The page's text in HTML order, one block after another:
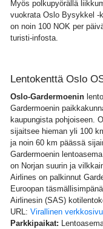
Myös polkupyörällä
vuokrata Oslo Bysykkel -
on noin 100 NOK per
turisti-infosta.
Lentokenttä Oslo
Oslo-Gardermoenin
Gardermoenin
kaupungista pohjoiseen.
sijaitsee hieman yli 100
ja noin 60 km päässä
Gardermoenin
on Norjan suurin ja
Airlines on palkinnut
Euroopan
Airlinesin (SAS)
URL: Virallinen
Parkkipaikat: